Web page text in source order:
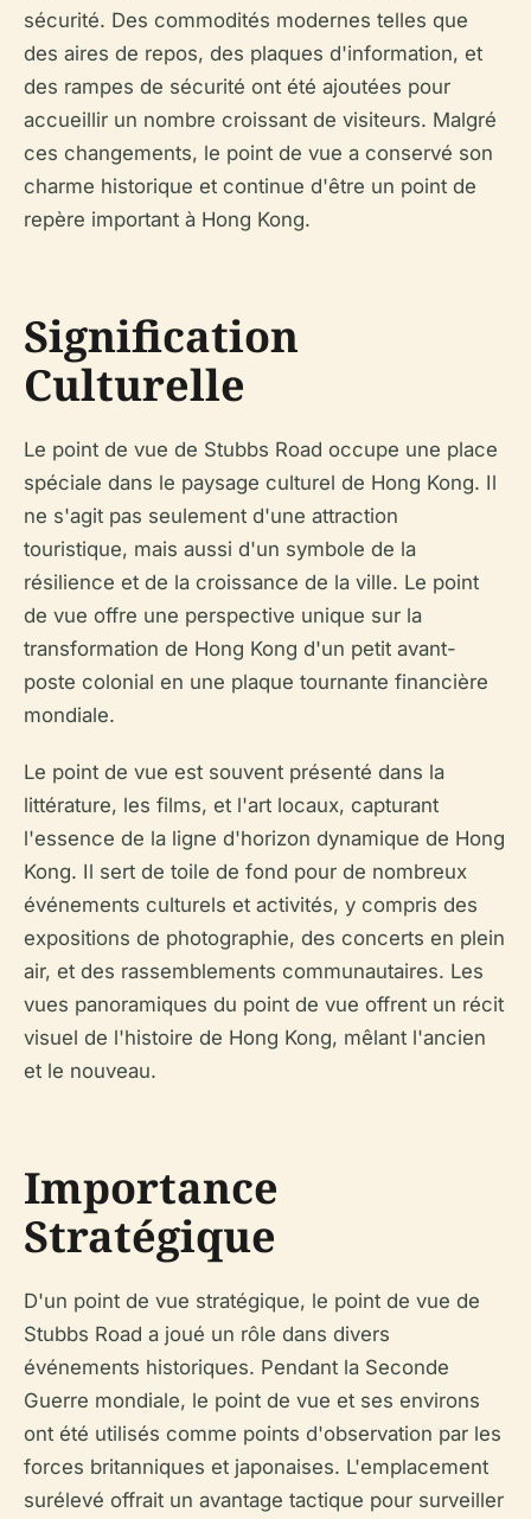
sécurité. Des commodités modernes telles que
des aires de repos, des plaques d'information, et
des rampes de sécurité ont été ajoutées pour
accueillir un nombre croissant de visiteurs. Malgré
ces changements, le point de vue a conservé son
charme historique et continue d'être un point de
repère important à Hong Kong.
Signification
Culturelle
Le point de vue de Stubbs Road occupe une place
spéciale dans le paysage culturel de Hong Kong. Il
ne s'agit pas seulement d'une attraction
touristique, mais aussi d'un symbole de la
résilience et de la croissance de la ville. Le point
de vue offre une perspective unique sur la
transformation de Hong Kong d'un petit avant-
poste colonial en une plaque tournante financière
mondiale.
Le point de vue est souvent présenté dans la
littérature, les films, et l'art locaux, capturant
l'essence de la ligne d'horizon dynamique de Hong
Kong. Il sert de toile de fond pour de nombreux
événements culturels et activités, y compris des
expositions de photographie, des concerts en plein
air, et des rassemblements communautaires. Les
vues panoramiques du point de vue offrent un récit
visuel de l'histoire de Hong Kong, mêlant l'ancien
et le nouveau.
Importance
Stratégique
D'un point de vue stratégique, le point de vue de
Stubbs Road a joué un rôle dans divers
événements historiques. Pendant la Seconde
Guerre mondiale, le point de vue et ses environs
ont été utilisés comme points d'observation par les
forces britanniques et japonaises. L'emplacement
surélevé offrait un avantage tactique pour surveiller